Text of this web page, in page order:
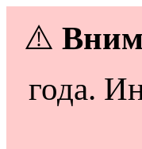
⚠️
года.